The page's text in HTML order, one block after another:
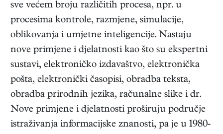
sve većem broju različitih procesa, npr. u
procesima kontrole, razmjene, simulacije,
oblikovanja i umjetne inteligencije. Nastaju
nove primjene i djelatnosti kao što su ekspertni
sustavi, elektroničko izdavaštvo, elektronička
pošta, elektronički časopisi, obradba teksta,
obradba prirodnih jezika, računalne slike i dr.
Nove primjene i djelatnosti proširuju područje
istraživanja informacijske znanosti, pa je u 1980-